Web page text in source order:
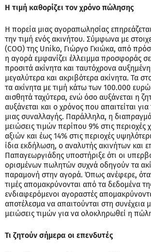
Η τιμή καθορίζει τον χρόνο πώλησης
Η πορεία μιας αγοραπωλησίας
την τιμή ενός ακινήτου. Σύμφωνα με
(COO) της Uniko, Γιώργο Γκιώκα, από
η αγορά εμφανίζει έλλειμμα προσφοράς
προσιτά ακίνητα και ταυτόχρονα
μεγαλύτερα και ακριβότερα ακίνητα. Τα
τα ακίνητα με τιμή κάτω των 100.000
αισθητά ταχύτερα, ενώ όσο αυξάνεται η
αυξάνεται και ο χρόνος που απαιτείται
μιας συναλλαγής. Παράλληλα, η
μειώσεις τιμών περίπου 9% στις περιοχές
αξιών και έως 14% στις περιοχές
ίδια εκδήλωση, ο αναλυτής ακινήτων και
Παπαγεωργιάδης υποστήριξε ότι οι
ορισμένων πωλητών συχνά οδηγούν τα
παραμονή στην αγορά. Όπως ανέφερε,
τιμές απομακρύνονται από τα δεδομένα
ενδιαφερόμενοι αγοραστές
αποτέλεσμα να απαιτούνται στη συνέχεια
μειώσεις τιμών για να ολοκληρωθεί η
Τι ζητούν σήμερα οι επενδυτές